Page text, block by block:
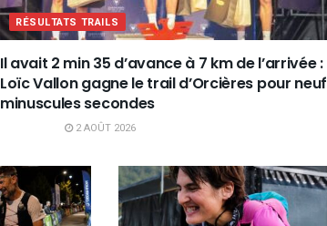
RÉSULTATS TRAILS
Il avait 2 min 35 d’avance à 7 km de l’arrivée :
Loïc Vallon gagne le trail d’Orcières pour neuf
minuscules secondes
2 AOÛT 2026